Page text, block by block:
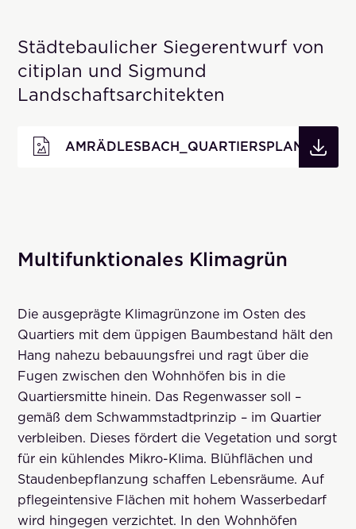
Städtebaulicher Siegerentwurf von
citiplan und Sigmund
Landschaftsarchitekten
AMRÄDLESBACH_QUARTIERSPLAN
Multifunktionales Klimagrün
Die ausgeprägte Klimagrünzone im Osten des
Quartiers mit dem üppigen Baumbestand hält den
Hang nahezu bebauungsfrei und ragt über die
Fugen zwischen den Wohnhöfen bis in die
Quartiersmitte hinein. Das Regenwasser soll –
gemäß dem Schwammstadtprinzip – im Quartier
verbleiben. Dieses fördert die Vegetation und sorgt
für ein kühlendes Mikro-Klima. Blühflächen und
Staudenbepflanzung schaffen Lebensräume. Auf
pflegeintensive Flächen mit hohem Wasserbedarf
wird hingegen verzichtet. In den Wohnhöfen